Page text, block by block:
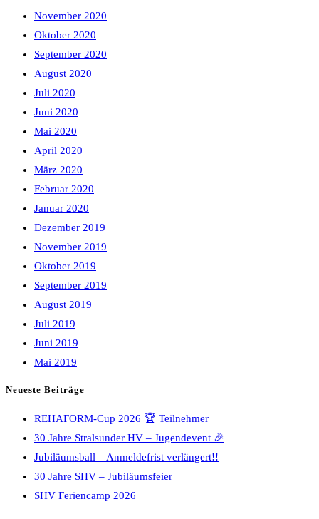
November 2020
Oktober 2020
September 2020
August 2020
Juli 2020
Juni 2020
Mai 2020
April 2020
März 2020
Februar 2020
Januar 2020
Dezember 2019
November 2019
Oktober 2019
September 2019
August 2019
Juli 2019
Juni 2019
Mai 2019
Neueste Beiträge
REHAFORM-Cup 2026 🏆 Teilnehmer
30 Jahre Stralsunder HV – Jugendevent 🎉
Jubiläumsball – Anmeldefrist verlängert!!
30 Jahre SHV – Jubiläumsfeier
SHV Feriencamp 2026